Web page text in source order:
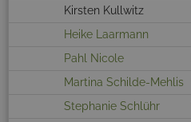
Kirsten Kullwitz
Heike Laarmann
Pahl Nicole
Martina Schilde-Mehlis
Stephanie Schlühr